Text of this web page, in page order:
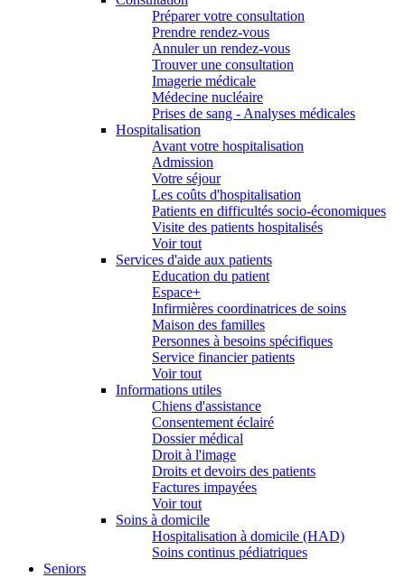
Préparer votre consultation
Prendre rendez-vous
Annuler un rendez-vous
Trouver une consultation
Imagerie médicale
Médecine nucléaire
Prises de sang - Analyses médicales
Hospitalisation
Avant votre hospitalisation
Admission
Votre séjour
Les coûts d'hospitalisation
Patients en difficultés socio-économiques
Visite des patients hospitalisés
Voir tout
Services d'aide aux patients
Education du patient
Espace+
Infirmières coordinatrices de soins
Maison des familles
Personnes à besoins spécifiques
Service financier patients
Voir tout
Informations utiles
Chiens d'assistance
Consentement éclairé
Dossier médical
Droit à l'image
Droits et devoirs des patients
Factures impayées
Voir tout
Soins à domicile
Hospitalisation à domicile (HAD)
Soins continus pédiatriques
Seniors